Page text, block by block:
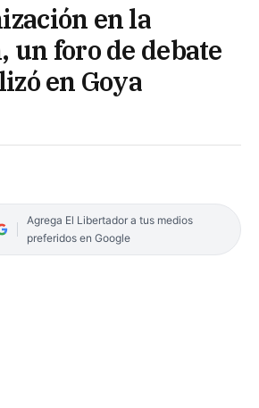
en la
un foro de debate
en Goya
Agrega El Libertador a tus medios
preferidos en Google